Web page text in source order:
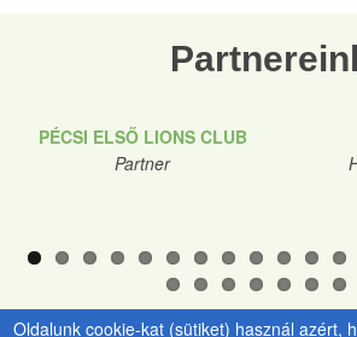
PÉCSI ELSŐ LIONS CLUB
Partner
Oldalunk cookie-kat (sütiket) használ azért,